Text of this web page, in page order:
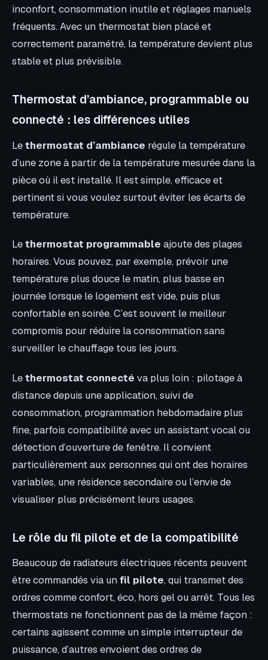
inconfort, consommation inutile et réglages manuels
fréquents. Avec un thermostat bien placé et
correctement paramétré, la température devient plus
stable et plus prévisible.
Thermostat d’ambiance, programmable ou
connecté : les différences utiles
Lethermostat d’ambiance régule la température
d’une zone à partir de la température mesurée dans la
pièce où il est installé. Il est simple, efficace et
pertinent si vous voulez surtout éviter les écarts de
température.
Lethermostat programmable ajoute des plages
horaires. Vous pouvez, par exemple, prévoir une
température plus douce le matin, plus basse en
journée lorsque le logement est vide, puis plus
confortable en soirée. C’est souvent le meilleur
compromis pour réduire la consommation sans
surveiller le chauffage tous les jours.
Lethermostat connecté va plus loin : pilotage à
distance depuis une application, suivi de
consommation, programmation hebdomadaire plus
fine, parfois compatibilité avec un assistant vocal ou
détection d’ouverture de fenêtre. Il convient
particulièrement aux personnes qui ont des horaires
variables, une résidence secondaire ou l’envie de
visualiser plus précisément leurs usages.
Le rôle du fil pilote et de la compatibilité
Beaucoup de radiateurs électriques récents peuvent
être commandés via unfil pilote, qui transmet des
ordres comme confort, éco, hors gel ou arrêt. Tous les
thermostats ne fonctionnent pas de la même façon :
certains agissent comme un simple interrupteur de
puissance, d’autres envoient des ordres de